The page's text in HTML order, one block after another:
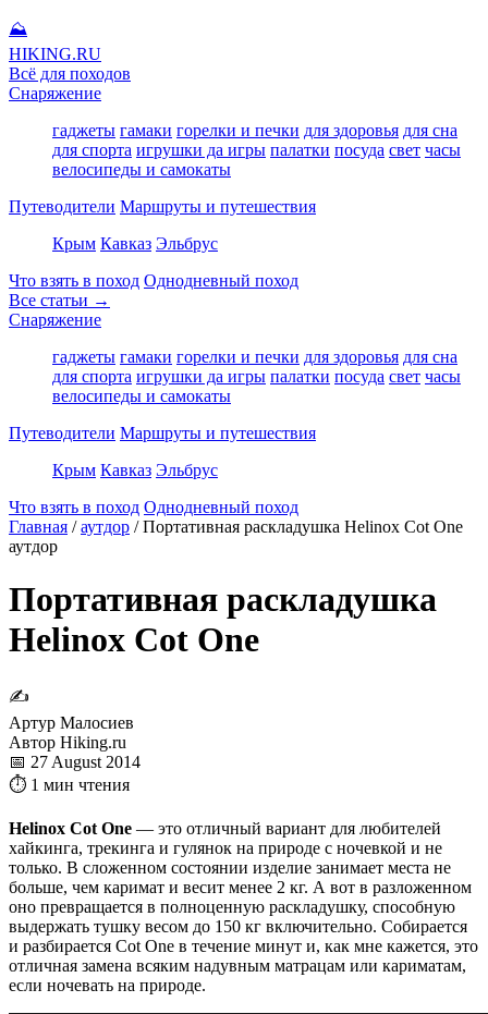
⛰
HIKING.RU
Всё для походов
Снаряжение
гаджеты гамаки горелки и печки для здоровья для сна
для спорта игрушки да игры палатки посуда свет часы
велосипеды и самокаты
Путеводители Маршруты и путешествия
Крым Кавказ Эльбрус
Что взять в поход Однодневный поход
Все статьи →
Снаряжение
гаджеты гамаки горелки и печки для здоровья для сна
для спорта игрушки да игры палатки посуда свет часы
велосипеды и самокаты
Путеводители Маршруты и путешествия
Крым Кавказ Эльбрус
Что взять в поход Однодневный поход
Главная / аутдор / Портативная раскладушка Helinox Cot One
аутдор
Портативная раскладушка
Helinox Cot One
✍
Артур Малосиев
Автор Hiking.ru
📅 27 August 2014
⏱ 1 мин чтения
Helinox Cot One — это отличный вариант для любителей
хайкинга, трекинга и гулянок на природе с ночевкой и не
только. В сложенном состоянии изделие занимает места не
больше, чем каримат и весит менее 2 кг. А вот в разложенном
оно превращается в полноценную раскладушку, способную
выдержать тушку весом до 150 кг включительно. Собирается
и разбирается Cot One в течение минут и, как мне кажется, это
отличная замена всяким надувным матрацам или кариматам,
если ночевать на природе.